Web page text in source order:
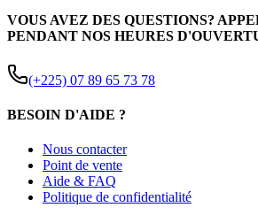
VOUS AVEZ DES QUESTIONS?
PENDANT NOS HEURES
(+225) 07 89 65 73 78
BESOIN D'AIDE ?
Nous contacter
Point de vente
Aide & FAQ
Politique de confidentialité